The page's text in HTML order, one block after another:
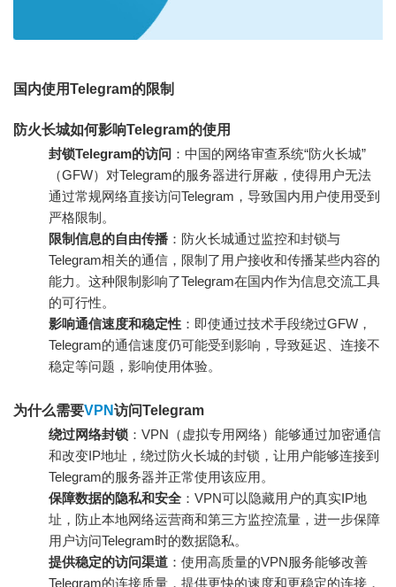
国内使用Telegram的限制
防火长城如何影响Telegram的使用
封锁Telegram的访问 ：中国的网络审查系统“防火长城”
（GFW）对Telegram的服务器进行屏蔽，使得用户无法
通过常规网络直接访问Telegram，导致国内用户使用受到
严格限制。
限制信息的自由传播 ：防火长城通过监控和封锁与
Telegram相关的通信，限制了用户接收和传播某些内容的
能力。这种限制影响了Telegram在国内作为信息交流工具
的可行性。
影响通信速度和稳定性 ：即使通过技术手段绕过GFW，
Telegram的通信速度仍可能受到影响，导致延迟、连接不
稳定等问题，影响使用体验。
为什么需要VPN访问Telegram
绕过网络封锁 ：VPN（虚拟专用网络）能够通过加密通信
和改变IP地址，绕过防火长城的封锁，让用户能够连接到
Telegram的服务器并正常使用该应用。
保障数据的隐私和安全：VPN可以隐藏用户的真实IP地
址，防止本地网络运营商和第三方监控流量，进一步保障
用户访问Telegram时的数据隐私。
提供稳定的访问渠道 ：使用高质量的VPN服务能够改善
Telegram的连接质量，提供更快的速度和更稳定的连接，